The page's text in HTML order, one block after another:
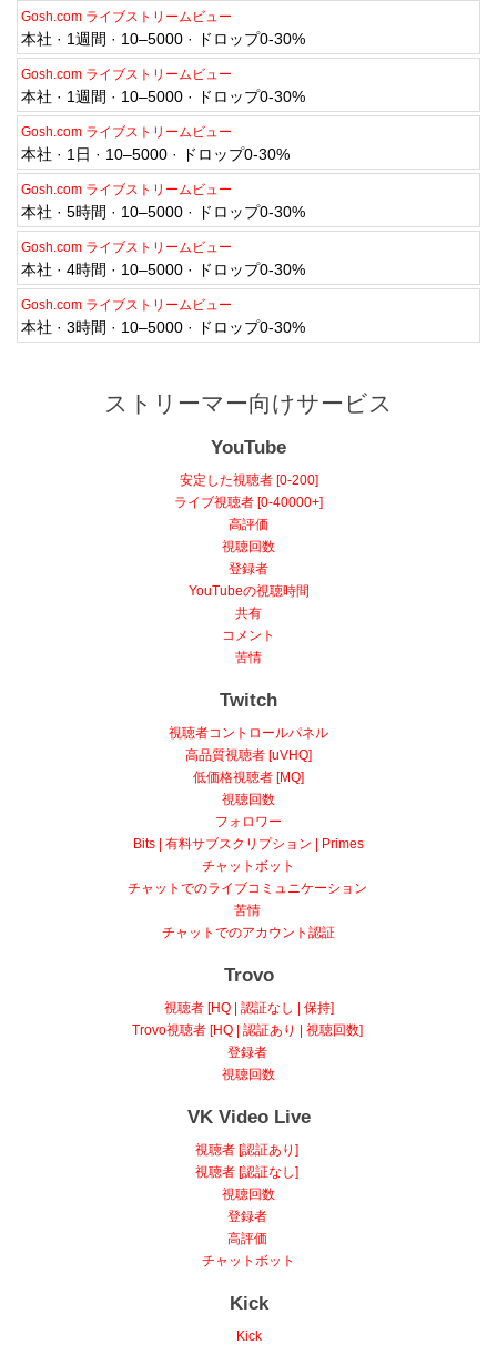
Gosh.com ライブストリームビュー
本社 · 1週間 · 10–5000 · ドロップ0-30%
Gosh.com ライブストリームビュー
本社 · 1週間 · 10–5000 · ドロップ0-30%
Gosh.com ライブストリームビュー
本社 · 1日 · 10–5000 · ドロップ0-30%
Gosh.com ライブストリームビュー
本社 · 5時間 · 10–5000 · ドロップ0-30%
Gosh.com ライブストリームビュー
本社 · 4時間 · 10–5000 · ドロップ0-30%
Gosh.com ライブストリームビュー
本社 · 3時間 · 10–5000 · ドロップ0-30%
ストリーマー向けサービス
YouTube
安定した視聴者 [0-200]
ライブ視聴者 [0-40000+]
高評価
視聴回数
登録者
YouTubeの視聴時間
共有
コメント
苦情
Twitch
視聴者コントロールパネル
高品質視聴者 [uVHQ]
低価格視聴者 [MQ]
視聴回数
フォロワー
Bits | 有料サブスクリプション | Primes
チャットボット
チャットでのライブコミュニケーション
苦情
チャットでのアカウント認証
Trovo
視聴者 [HQ | 認証なし | 保持]
Trovo視聴者 [HQ | 認証あり | 視聴回数]
登録者
視聴回数
VK Video Live
視聴者 [認証あり]
視聴者 [認証なし]
視聴回数
登録者
高評価
チャットボット
Kick
Kick